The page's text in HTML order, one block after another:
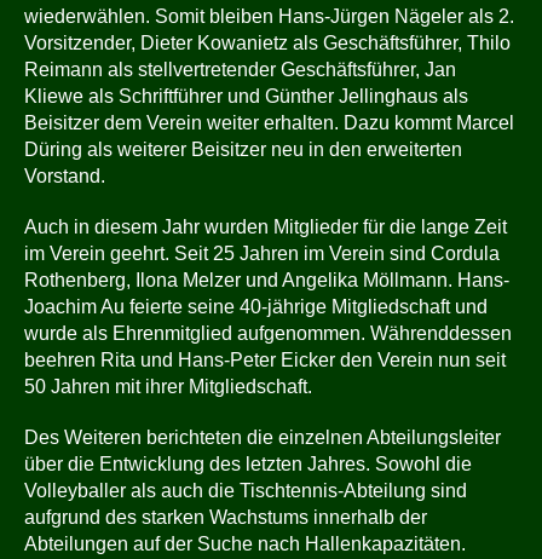
wiederwählen. Somit bleiben Hans-Jürgen Nägeler als 2.
Vorsitzender, Dieter Kowanietz als Geschäftsführer, Thilo
Reimann als stellvertretender Geschäftsführer, Jan
Kliewe als Schriftführer und Günther Jellinghaus als
Beisitzer dem Verein weiter erhalten. Dazu kommt Marcel
Düring als weiterer Beisitzer neu in den erweiterten
Vorstand.
Auch in diesem Jahr wurden Mitglieder für die lange Zeit
im Verein geehrt. Seit 25 Jahren im Verein sind Cordula
Rothenberg, Ilona Melzer und Angelika Möllmann. Hans-
Joachim Au feierte seine 40-jährige Mitgliedschaft und
wurde als Ehrenmitglied aufgenommen. Währenddessen
beehren Rita und Hans-Peter Eicker den Verein nun seit
50 Jahren mit ihrer Mitgliedschaft.
Des Weiteren berichteten die einzelnen Abteilungsleiter
über die Entwicklung des letzten Jahres. Sowohl die
Volleyballer als auch die Tischtennis-Abteilung sind
aufgrund des starken Wachstums innerhalb der
Abteilungen auf der Suche nach Hallenkapazitäten.